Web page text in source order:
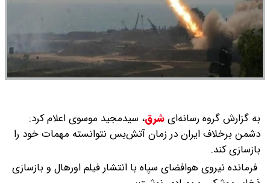
به گزارش گروه رسانه‌ایشرق، سیدمجید موسوی اعلام کرد:
دشمن برخلاف ایران در زمان آتش‌بس نتوانسته مهمات خود را
بازسازی کند.
فرمانده نیروی هوافضای سپاه با انتشار فیلم اورهال و بازسازی